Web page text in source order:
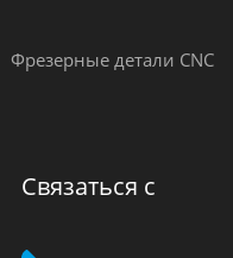
Фрезерные детали CNC
Связаться с